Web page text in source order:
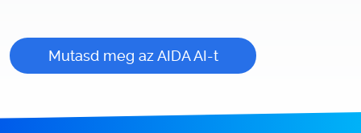
Mutasd meg az AIDA AI-t